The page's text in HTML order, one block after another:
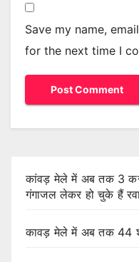
Save my name,
for the next time I
कांवड़ मेले में अब तक 3
गंगाजल लेकर हो चुके हैं
कावड़ मेले में अब तक 44